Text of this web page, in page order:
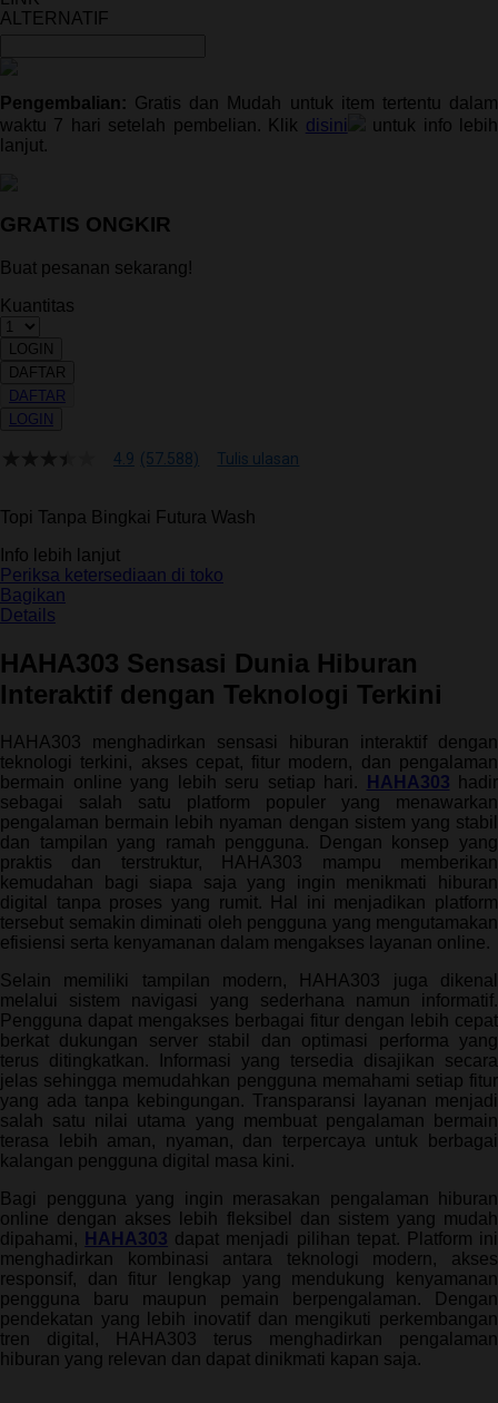
ALTERNATIF
Pengembalian: Gratis dan Mudah untuk item tertentu dalam
waktu 7 hari setelah pembelian. Klik disini
untuk info lebih
lanjut.
GRATIS ONGKIR
Buat pesanan sekarang!
Kuantitas
LOGIN
DAFTAR
DAFTAR
LOGIN
bintang,
rating
rata-
rata.
Read
13
Tautan
yang
4.9 (57.588) Tulis ulasan
Topi Tanpa Bingkai Futura Wash
Info lebih lanjut
Periksa ketersediaan di toko
Bagikan
Details
HAHA303 Sensasi Dunia Hiburan
Interaktif dengan Teknologi Terkini
HAHA303 menghadirkan sensasi hiburan interaktif dengan
teknologi terkini, akses cepat, fitur modern, dan pengalaman
bermain online yang lebih seru setiap hari.
HAHA303 hadir
sebagai salah satu platform populer yang menawarkan
pengalaman bermain lebih nyaman dengan sistem yang stabil
dan tampilan yang ramah pengguna. Dengan konsep yang
praktis dan terstruktur, HAHA303 mampu memberikan
kemudahan bagi siapa saja yang ingin menikmati hiburan
digital tanpa proses yang rumit. Hal ini menjadikan platform
tersebut semakin diminati oleh pengguna yang mengutamakan
efisiensi serta kenyamanan dalam mengakses layanan online.
Selain memiliki tampilan modern, HAHA303 juga dikenal
melalui sistem navigasi yang sederhana namun informatif.
Pengguna dapat mengakses berbagai fitur dengan lebih cepat
berkat dukungan server stabil dan optimasi performa yang
terus ditingkatkan. Informasi yang tersedia disajikan secara
jelas sehingga memudahkan pengguna memahami setiap fitur
yang ada tanpa kebingungan. Transparansi layanan menjadi
salah satu nilai utama yang membuat pengalaman bermain
terasa lebih aman, nyaman, dan terpercaya untuk berbagai
kalangan pengguna digital masa kini.
Bagi pengguna yang ingin merasakan pengalaman hiburan
online dengan akses lebih fleksibel dan sistem yang mudah
dipahami,
HAHA303 dapat menjadi pilihan tepat. Platform ini
menghadirkan kombinasi antara teknologi modern, akses
responsif, dan fitur lengkap yang mendukung kenyamanan
pengguna baru maupun pemain berpengalaman. Dengan
pendekatan yang lebih inovatif dan mengikuti perkembangan
tren digital, HAHA303 terus menghadirkan pengalaman
hiburan yang relevan dan dapat dinikmati kapan saja.